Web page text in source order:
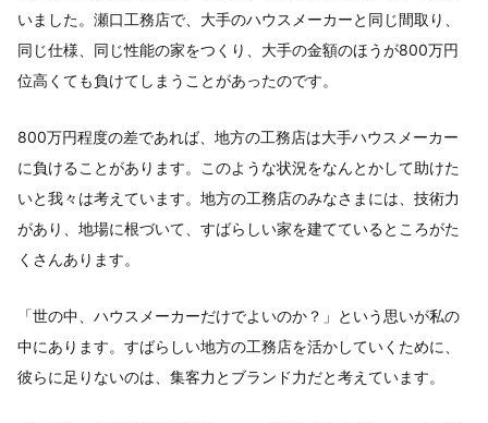
いました。瀬口工務店で、大手のハウスメーカーと同じ間取り、
同じ仕様、同じ性能の家をつくり、大手の金額のほうが800万円
位高くても負けてしまうことがあったのです。
800万円程度の差であれば、地方の工務店は大手ハウスメーカー
に負けることがあります。このような状況をなんとかして助けた
いと我々は考えています。地方の工務店のみなさまには、技術力
があり、地場に根づいて、すばらしい家を建てているところがた
くさんあります。
「世の中、ハウスメーカーだけでよいのか？」という思いが私の
中にあります。すばらしい地方の工務店を活かしていくために、
彼らに足りないのは、集客力とブランド力だと考えています。